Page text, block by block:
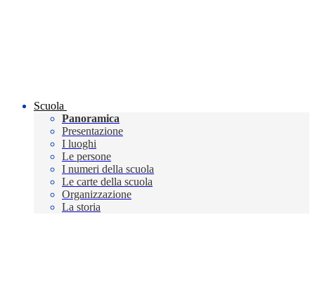
Scuola
Panoramica
Presentazione
I luoghi
Le persone
I numeri della scuola
Le carte della scuola
Organizzazione
La storia